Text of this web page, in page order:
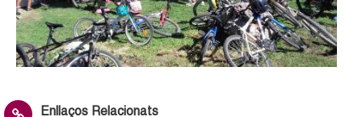
Enllaços Relacionats